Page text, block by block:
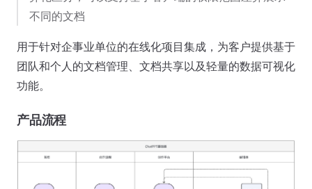
不同的文档
用于针对企事业单位的在线化项目集成，为客户提供基于
团队和个人的文档管理、文档共享以及轻量的数据可视化
功能。
产品流程